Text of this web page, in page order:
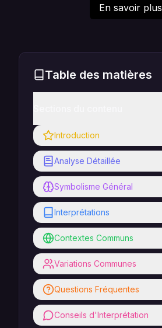
En savoir plus
Table des matières
Introduction
Analyse Détaillée
Symbolisme Général
Interprétations
Contextes Communs
Variations Communes
Questions Fréquentes
Conseils d'Interprétation